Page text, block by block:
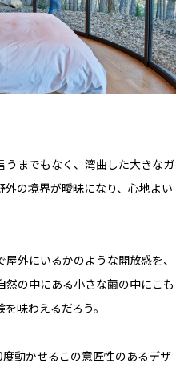
うまでもなく、湾曲した大きなガ
の境界が曖昧になり、心地よい
外にいるかのような開放感を、
の中にある小さな繭の中にこも
味わえるだろう。
動かせるこの意匠性のあるデザ